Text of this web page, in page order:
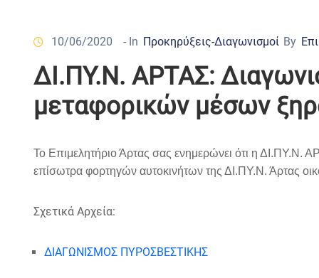
10/06/2020 - In Προκηρύξεις-Διαγωνισμοί By
ΔΙ.ΠΥ.Ν. ΑΡΤΑΣ:
μεταφορικών μέσων
Το Επιμελητήριο Άρτας σας ενημερώνει ότι η ΔΙ.ΠΥ.Ν.
επίσωτρα φορτηγών αυτοκινήτων της ΔΙ.ΠΥ.Ν. Άρτας
Σχετικά Αρχεία:
ΔΙΑΓΩΝΙΣΜΟΣ ΠΥΡΟΣΒΕΣΤΙΚΗΣ